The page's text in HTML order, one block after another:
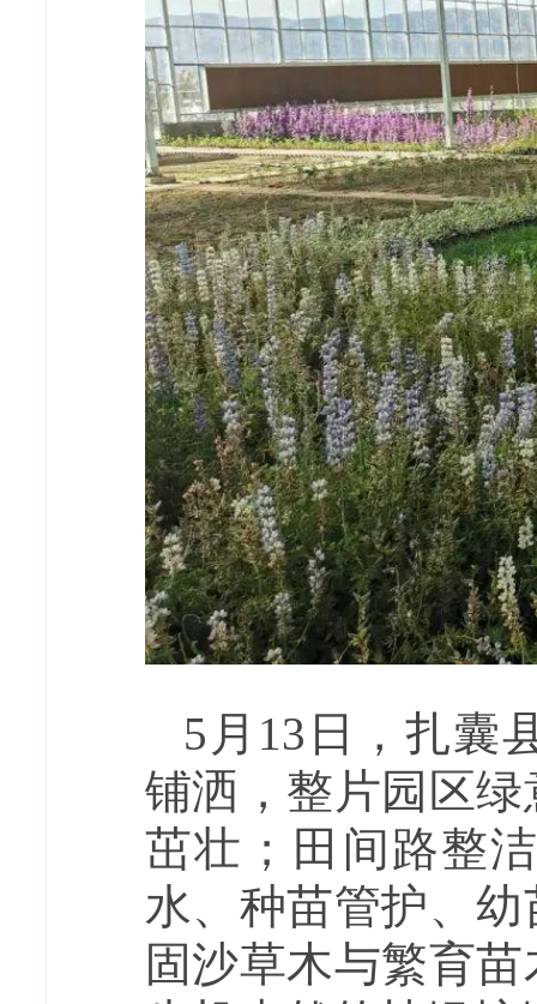
5月13日，扎囊
铺洒，整片园区
茁壮；田间路整
水、种苗管护、
固沙草木与繁育